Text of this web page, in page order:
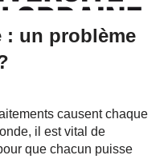
: un problème
causent chaque
il est vital de
que chacun puisse